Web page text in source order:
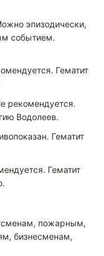
эпизодически,
событием.
Гематит
рекомендуется.
Водолеев.
Гематит
Гематит
пожарным,
бизнесменам,